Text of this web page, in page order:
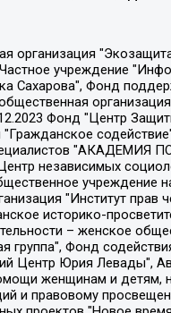
Фонд "В защиту прав заключенных", Частное учреждение "Центр поддержки и содействия развитию средств массовой информации", Пензенский региональный общественный благотворительный фонд "Гражданский союз", "Север.Реалии", Некоммерческая организация Фонд "Правовая инициатива", Общество с ограниченной ответственностью "Радио Свободная Европа/Радио Свобода", Чешское информационное агентство "MEDIUM-ORIENT", Красноярская региональная общественная организация "Мы против СПИДа", Камалягин Денис Николаевич, Маркелов Сергей Евгеньевич, Пономарев Лев Александрович, Савицкая Людмила Алексеевна, Автономная некоммерческая организация "Центр по работе с проблемой насилия "НАСИЛИЮ.НЕТ", Межрегиональный профессиональный союз работников здравоохранения "Альянс врачей", Юридическое лицо, зарегистрированное в Латвийской Республике, SIA "Medusa Project" (регистрационный номер 40103797863, дата регистрации 10.06.2014), Некоммерческая организация "Фонд по борьбе с коррупцией", Автономная некоммерческая организация "Институт права и публичной политики", Баданин Роман Сергеевич, Гликин Максим Александрович, Железнова Мария Михайловна, Лукьянова Юлия Сергеевна, Маетная Елизавета Витальевна, Маняхин Петр Борисович, Чуракова Ольга Владимировна, Ярош Юлия Петровна, Юридическое лицо "The Insider SIA", зарегистрированное в Риге, Латвийская Республика (дата регистрации 26.06.2015), являющееся администратором доменного имени